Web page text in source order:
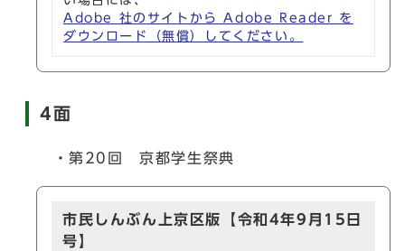
Adobe 社のサイトから Adobe Reader を
ダウンロード（無償）してください。
4面
・第20回 京都学生祭典
市民しんぶん上京区版【令和4年9月15日
号】